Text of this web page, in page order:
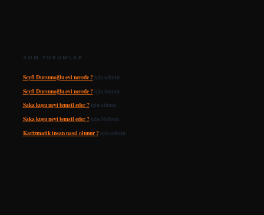
SON YORUMLAR
Seyfi Dursunoğlu evi nerede ?içinadmin
Seyfi Dursunoğlu evi nerede ?içinSamur
Saka kuşu neyi temsil eder ?içinadmin
Saka kuşu neyi temsil eder ?için Meltem
Karizmatik insan nasıl olunur ?içinadmin